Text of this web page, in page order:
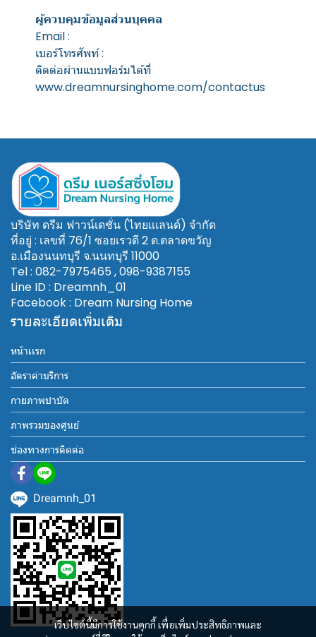
ผู้ควบคุมข้อมูลส่วนบุคคล
Email :
เบอร์โทรศัพท์ :
ติดต่อผ่านแบบฟอร์มได้ที่
www.dreamnursinghome.com/contactus
เว็บไซต์นี้มีการใช้งานคุกกี้ เพื่อเพิ่มประสิทธิภาพและ
บริษัท ดรีม ฟาวน์เดชั่น (ไทยเเเลนด์) จำกัด
ที่อยู่ : เลขที่ 76/1 ซอยเรวดี 2 ต.ตลาดขวัญ
อ.เมืองนนทบุรี จ.นนทบุรี 11000
Tel : 082-7975465 , 098-9387155
Line ID : Dreamnh_01
Facebook : Dream Nursing Home
รายละเอียดเพิ่มเติม
หน้าเเรก
อัตราค่าบริการ
กายภาพบำบัด
ภาพรวมของศูนย์
ช่องทางการติดต่อ
Dreamnh_01